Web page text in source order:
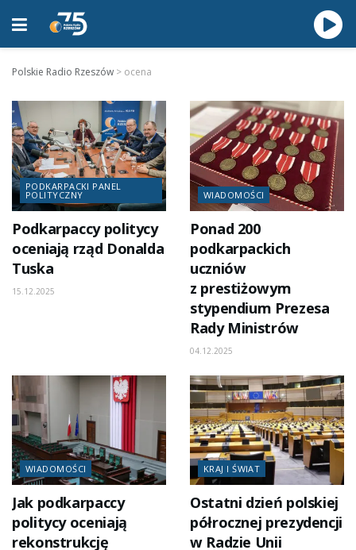
Polskie Radio Rzeszów > ocena
PODKARPACKI PANEL
POLITYCZNY
Podkarpaccy politycy
oceniają rząd Donalda
Tuska
15.12.2025
WIADOMOŚCI
Ponad 200
podkarpackich
uczniów
z prestiżowym
stypendium Prezesa
Rady Ministrów
04.12.2025
WIADOMOŚCI
Jak podkarpaccy
politycy oceniają
rekonstrukcję
KRAJ I ŚWIAT
Ostatni dzień polskiej
półrocznej prezydencji
w Radzie Unii